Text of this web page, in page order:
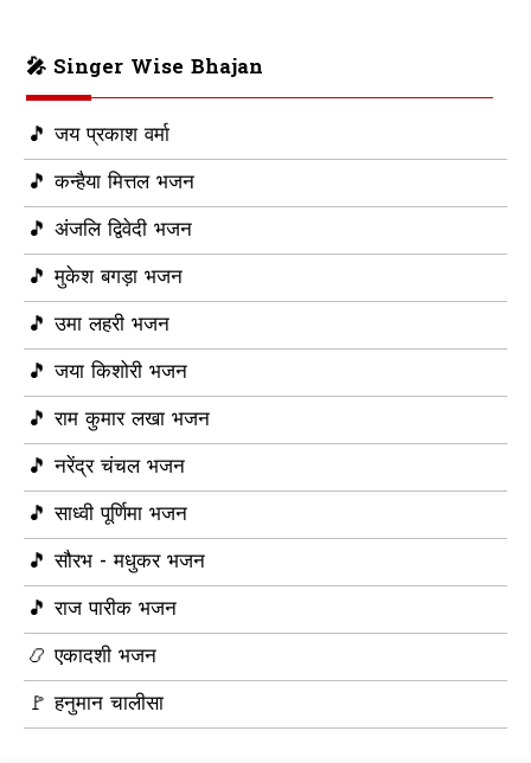
🎤 Singer Wise Bhajan
🎵 जय प्रकाश वर्मा
🎵 कन्हैया मित्तल भजन
🎵 अंजलि द्विवेदी भजन
🎵 मुकेश बगड़ा भजन
🎵 उमा लहरी भजन
🎵 जया किशोरी भजन
🎵 राम कुमार लखा भजन
🎵 नरेंद्र चंचल भजन
🎵 साध्वी पूर्णिमा भजन
🎵 सौरभ - मधुकर भजन
🎵 राज पारीक भजन
📿 एकादशी भजन
🚩 हनुमान चालीसा